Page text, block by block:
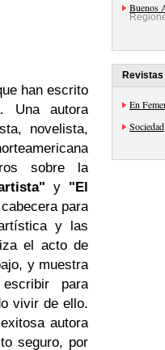
han escrito
Una autora
novelista,
sobre la
y "El
para
y las
el acto de
y muestra
para
vivir de ello.
autora
seguro, por
Buenos
Revistas
En
Sociedad